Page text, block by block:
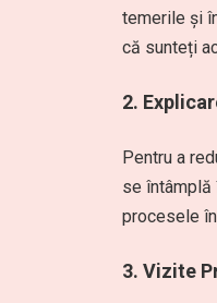
temerile și
că sunteți
2.
Pentru a
se întâmplă
procesele
3. Vizite